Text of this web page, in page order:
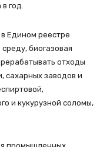
год.
Едином реестре
биогазовая
отходы
сахарных заводов и
и кукурузной соломы,